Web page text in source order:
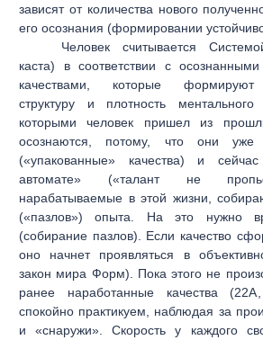
зависят от количества нового
его осознания (формировании
Человек считывается
каста) в соответствии с
качествами, которые
структуру и плотность
которыми человек пришел из
осознаются, потому, что они уже
(«упакованные» качества) и
автомате» («талант не
нарабатываемые в этой жизни,
(«пазлов») опыта. На это нужно
(собирание пазлов). Если качество
оно начнет проявляться в
закон мира Форм). Пока этого не
ранее наработанные качества
спокойно практикуем, наблюдая за
и «снаружи». Скорость у каждого